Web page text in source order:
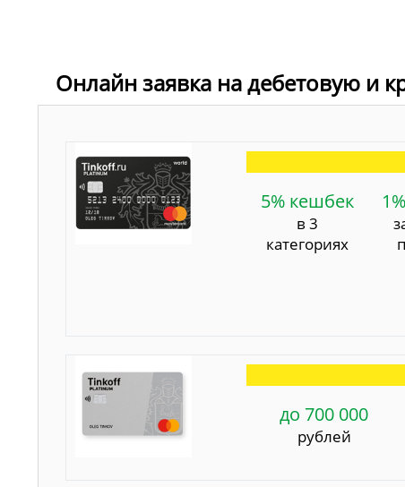
Онлайн заявка на дебетовую и
5% кешбек
в 3
категориях
до 700 000
рублей